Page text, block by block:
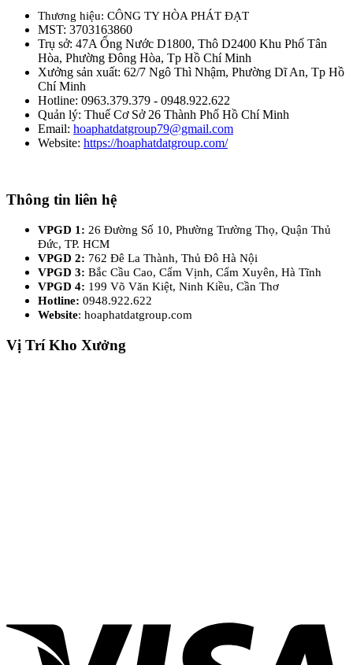
Thương hiệu: CÔNG TY HÒA PHÁT ĐẠT
MST: 3703163860
Trụ sở: 47A Ống Nước D1800, Thô D2400 Khu Phố Tân
Hòa, Phường Đông Hòa, Tp Hồ Chí Minh
Xưởng sản xuất: 62/7 Ngô Thì Nhậm, Phường Dĩ An, Tp Hồ
Chí Minh
Hotline: 0963.379.379 - 0948.922.622
Quản lý: Thuế Cơ Sở 26 Thành Phố Hồ Chí Minh
Email: hoaphatdatgroup79@gmail.com
Website: https://hoaphatdatgroup.com/
Thông tin liên hệ
VPGD 1: 26 Đường Số 10, Phường Trường Thọ, Quận Thủ
Đức, TP. HCM
VPGD 2: 762 Đê La Thành, Thủ Đô Hà Nội
VPGD 3: Bắc Cầu Cao, Cẩm Vịnh, Cẩm Xuyên, Hà Tĩnh
VPGD 4: 199 Võ Văn Kiệt, Ninh Kiều, Cần Thơ
Hotline: 0948.922.622
Website: hoaphatdatgroup.com
Vị Trí Kho Xưởng